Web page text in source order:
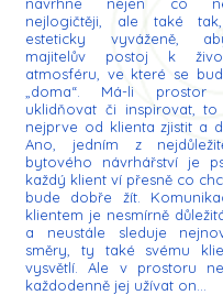
nejlogičtěji, ale také
esteticky vyváženě,
majitelův postoj k
atmosféru, ve které se
„doma“. Má-li prostor
uklidňovat či inspirovat,
nejprve od klienta zjistit a
Ano, jedním z
bytového návrhářství je
každý klient ví přesně co
bude dobře žít.
klientem je nesmírně
a neustále sleduje
směry, ty také svému
vysvětlí. Ale v prostoru
každodenně jej užívat on...